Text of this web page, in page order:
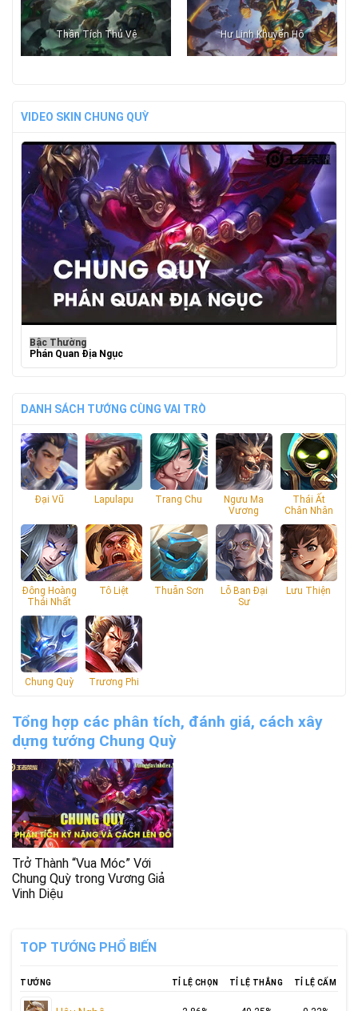
Thần Tích Thủ Vệ Hư Linh Khuyển Hộ
VIDEO SKIN CHUNG QUỲ
Bậc Thường
Phán Quan Địa Ngục
DANH SÁCH TƯỚNG CÙNG VAI TRÒ
Đại Vũ Lapulapu Trang Chu
Ngưu Ma
Vương
Thái Ất
Chân Nhân
Đông Hoàng
Thái Nhất
Tô Liệt Thuẫn Sơn
Lỗ Ban Đại
Sư
Lưu Thiện
Chung Quỳ Trương Phi
Tổng hợp các phân tích, đánh giá, cách xây
dựng tướng Chung Quỳ
Trở Thành “Vua Móc” Với
Chung Quỳ trong Vương Giả
Vinh Diệu
TOP TƯỚNG PHỔ BIẾN
TƯỚNG TỈ LỆ CHỌN TỈ LỆ THẮNG TỈ LỆ CẤM